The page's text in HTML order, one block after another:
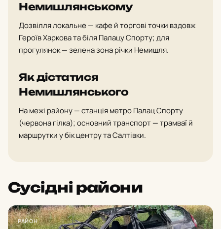
Немишлянському
Дозвілля локальне — кафе й торгові точки вздовж
Героїв Харкова та біля Палацу Спорту; для
прогулянок — зелена зона річки Немишля.
Як дістатися
Немишлянського
На межі району — станція метро Палац Спорту
(червона гілка); основний транспорт — трамваї й
маршрутки у бік центру та Салтівки.
Сусідні райони
РАЙОН